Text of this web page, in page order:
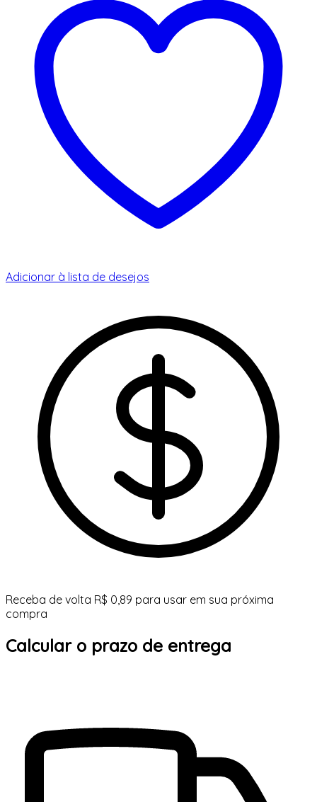
Adicionar à lista de desejos
Receba de volta R$ 0,89 para usar em sua próxima
compra
Calcular o prazo de entrega